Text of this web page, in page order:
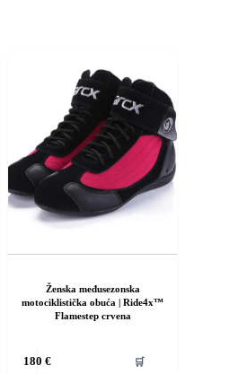
Ženska međusezonska
motociklistička obuća | Ride4x™
Flamestep crvena
180 € 🛒
proizvod